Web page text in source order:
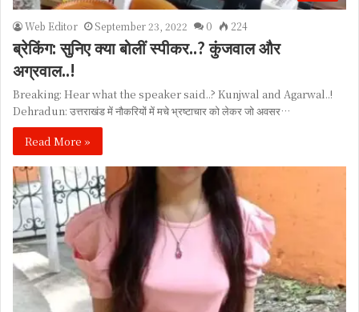
Web Editor September 23, 2022 0 224
ब्रेकिंग: सुनिए क्या बोलीं स्पीकर..? कुंजवाल और
अग्रवाल..!
Breaking: Hear what the speaker said..? Kunjwal and Agarwal..!
Dehradun: उत्तराखंड में नौकरियों में मचे भ्रष्टाचार को लेकर जो अवसर…
Read More »